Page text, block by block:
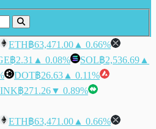
ETH฿63,471.00 ▲ 0.66%
฿2.31 ▲ 0.08% SOL฿2,536.69 ▲
DOT฿26.63 ▲ 0.11%
฿271.26▼ 0.89%
ETH฿63,471.00 ▲ 0.66%